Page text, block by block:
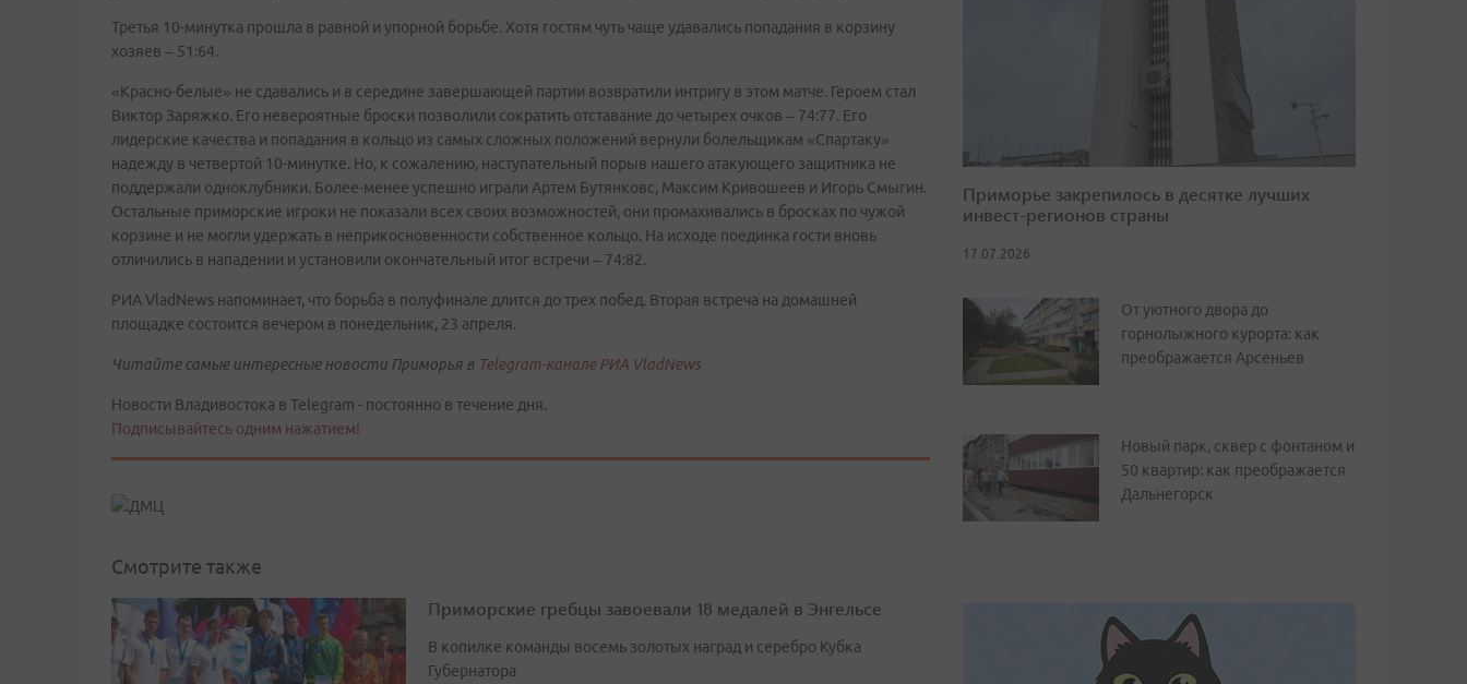
Третья 10-минутка прошла в равной и упорной борьбе. Хотя гостям чуть чаще удавались попадания в корзину
хозяев – 51:64.
«Красно-белые» не сдавались и в середине завершающей партии возвратили интригу в этом матче. Героем стал
Виктор Заряжко. Его невероятные броски позволили сократить отставание до четырех очков – 74:77. Его
лидерские качества и попадания в кольцо из самых сложных положений вернули болельщикам «Спартаку»
надежду в четвертой 10-минутке. Но, к сожалению, наступательный порыв нашего атакующего защитника не
поддержали одноклубники. Более-менее успешно играли Артем Бутянковс, Максим Кривошеев и Игорь Смыгин.
Остальные приморские игроки не показали всех своих возможностей, они промахивались в бросках по чужой
корзине и не могли удержать в неприкосновенности собственное кольцо. На исходе поединка гости вновь
отличились в нападении и установили окончательный итог встречи – 74:82.
РИА VladNews напоминает, что борьба в полуфинале длится до трех побед. Вторая встреча на домашней
площадке состоится вечером в понедельник, 23 апреля.
Читайте самые интересные новости Приморья в Telegram-канале РИА VladNews
Новости Владивостока в Telegram - постоянно в течение дня.
Подписывайтесь одним нажатием!
Смотрите также
Приморские гребцы завоевали 18 медалей в Энгельсе
В копилке команды восемь золотых наград и серебро Кубка
Губернатора
Приморье закрепилось в десятке лучших
инвест-регионов страны
17.07.2026
От уютного двора до
горнолыжного курорта: как
преображается Арсеньев
Новый парк, сквер с фонтаном и
50 квартир: как преображается
Дальнегорск